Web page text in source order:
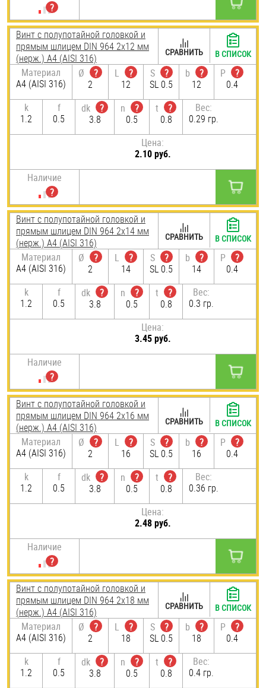
Винт с полупотайной головкой и
прямым шлицем DIN 964 2х12 мм
(нерж.) A4 (AISI 316)
Материал
A4 (AISI 316)
Ø
?
2
L
?
12
S
?
SL 0.5
b
?
12
P
?
0.4
k
1.2
f
0.5
dk
?
3.8
n
?
0.5
t
?
0.8
Вес:
0.29 гр.
Цена:
2.10 руб.
Наличие
СРАВНИТЬ В СПИСОК
Винт с полупотайной головкой и
прямым шлицем DIN 964 2х14 мм
(нерж.) A4 (AISI 316)
Материал
A4 (AISI 316)
Ø
?
2
L
?
14
S
?
SL 0.5
b
?
14
P
?
0.4
k
1.2
f
0.5
dk
?
3.8
n
?
0.5
t
?
0.8
Вес:
0.3 гр.
Цена:
3.45 руб.
Наличие
СРАВНИТЬ В СПИСОК
Винт с полупотайной головкой и
прямым шлицем DIN 964 2х16 мм
(нерж.) A4 (AISI 316)
Материал
A4 (AISI 316)
Ø
?
2
L
?
16
S
?
SL 0.5
b
?
16
P
?
0.4
k
1.2
f
0.5
dk
?
3.8
n
?
0.5
t
?
0.8
Вес:
0.36 гр.
Цена:
2.48 руб.
Наличие
СРАВНИТЬ В СПИСОК
Винт с полупотайной головкой и
прямым шлицем DIN 964 2х18 мм
(нерж.) A4 (AISI 316)
Материал
A4 (AISI 316)
Ø
?
2
L
?
18
S
?
SL 0.5
b
?
18
P
?
0.4
k
1.2
f
0.5
dk
?
3.8
n
?
0.5
t
?
0.8
Вес:
0.4 гр.
СРАВНИТЬ В СПИСОК